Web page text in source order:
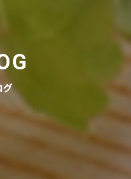
グ